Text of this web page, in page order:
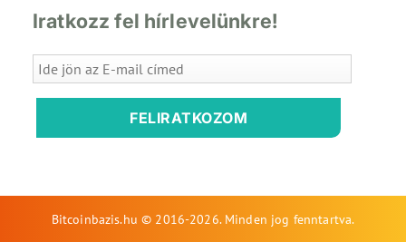
Iratkozz fel hírlevelünkre!
FELIRATKOZOM
Bitcoinbazis.hu © 2016-2026. Minden jog fenntartva.